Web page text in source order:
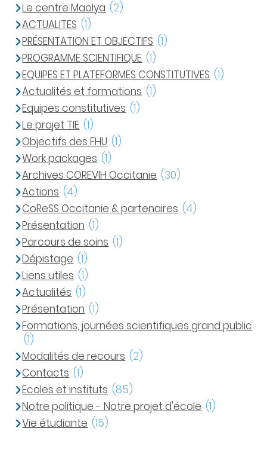
Le centre Maolya (2)
ACTUALITES (1)
PRÉSENTATION ET OBJECTIFS (1)
PROGRAMME SCIENTIFIQUE (1)
EQUIPES ET PLATEFORMES CONSTITUTIVES (1)
Actualités et formations (1)
Equipes constitutives (1)
Le projet TIE (1)
Objectifs des FHU (1)
Work packages (1)
Archives COREVIH Occitanie (30)
Actions (4)
CoReSS Occitanie & partenaires (4)
Présentation (1)
Parcours de soins (1)
Dépistage (1)
Liens utiles (1)
Actualités (1)
Présentation (1)
Formations, journées scientifiques grand public
(1)
Modalités de recours (2)
Contacts (1)
Ecoles et instituts (85)
Notre politique - Notre projet d'école (1)
Vie étudiante (15)